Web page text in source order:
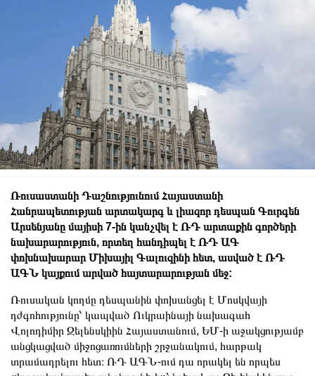
Ռուսաստանի Դաշնությունում Հայաստանի
Հանրապետության արտակարգ և լիազոր դեսպան Գուրգեն
Արսենյանը մայիսի 7-ին կանչվել է ՌԴ արտաքին գործերի
նախարարություն, որտեղ հանդիպել է ՌԴ ԱԳ
փոխնախարար Միխայիլ Գալուզինի հետ, ասված է ՌԴ
ԱԳՆ կայքում արված հայտարարության մեջ:
Ռուսական կողմը դեսպանին փոխանցել է Մոսկվայի
դժգոհությունը՝ կապված Ուկրաինայի նախագահ
Վոլոդիմիր Զելենսկիին Հայաստանում, ԵՄ-ի աջակցությամբ
անցկացված միջոցառումների շրջանակում, հարթակ
տրամադրելու հետ։ ՌԴ ԱԳՆ-ում դա որակել են որպես